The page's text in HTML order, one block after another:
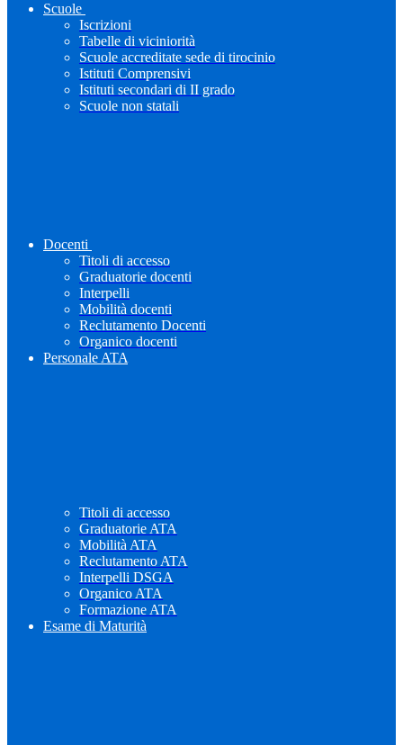
Scuole
Iscrizioni
Tabelle di viciniorità
Scuole accreditate sede di tirocinio
Istituti Comprensivi
Istituti secondari di II grado
Scuole non statali
Docenti
Titoli di accesso
Graduatorie docenti
Interpelli
Mobilità docenti
Reclutamento Docenti
Organico docenti
Personale ATA
Titoli di accesso
Graduatorie ATA
Mobilità ATA
Reclutamento ATA
Interpelli DSGA
Organico ATA
Formazione ATA
Esame di Maturità